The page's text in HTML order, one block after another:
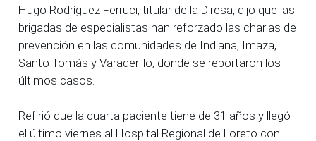
Hugo Rodríguez Ferruci, titular de la Diresa, dijo que las
brigadas de especialistas han reforzado las charlas de
prevención en las comunidades de Indiana, Imaza,
Santo Tomás y Varaderillo, donde se reportaron los
últimos casos.
Refirió que la cuarta paciente tiene de 31 años y llegó
el último viernes al Hospital Regional de Loreto con